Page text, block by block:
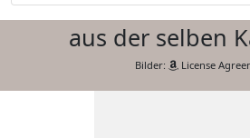
aus der selben
Bilder: License